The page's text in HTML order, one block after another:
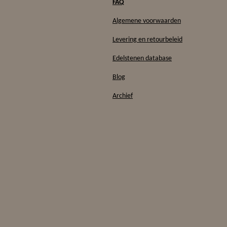
FAQ
Algemene voorwaarden
Levering en retourbeleid
Edelstenen database
Blog
Archief